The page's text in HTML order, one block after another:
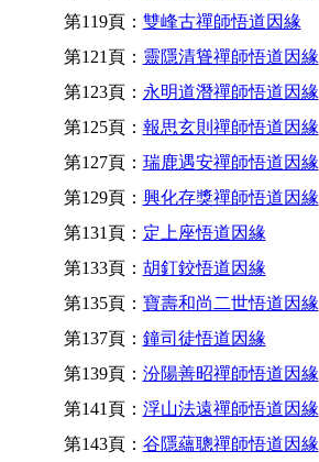
第119頁： 雙峰古禪師悟道因緣
第121頁： 靈隱清聳禪師悟道因緣
第123頁： 永明道潛禪師悟道因緣
第125頁： 報思玄則禪師悟道因緣
第127頁： 瑞鹿遇安禪師悟道因緣
第129頁： 興化存獎禪師悟道因緣
第131頁： 定上座悟道因緣
第133頁： 胡釘鉸悟道因緣
第135頁： 寶壽和尚二世悟道因緣
第137頁： 鐘司徒悟道因緣
第139頁： 汾陽善昭禪師悟道因緣
第141頁： 浮山法遠禪師悟道因緣
第143頁： 谷隱蘊聰禪師悟道因緣